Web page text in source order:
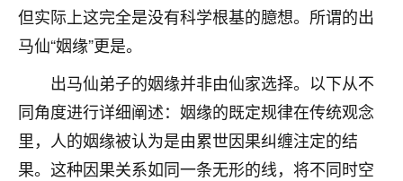
但实际上这完全是没有科学根基的臆想。所谓的出
马仙“姻缘”更是。
出马仙弟子的姻缘并非由仙家选择。以下从不
同角度进行详细阐述：姻缘的既定规律在传统观念
里，人的姻缘被认为是由累世因果纠缠注定的结
果。这种因果关系如同一条无形的线，将不同时空
我女儿高二叛逆，大半年不上学，一说她就要死要活
的，把我们两口子愁的不行，朋友给我推荐的慧来老
师，一开始我是病急乱投医，这半年来，法事一个个
做完，我女儿跟变了个人一样，不期望她能考多好的
大学，只要能安安稳稳的把书读了，身体心理都健健
康康的我就很知足了！
鹿森：可怜天下父母心啊！